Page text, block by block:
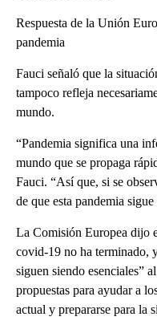
Respuesta de la Unión
pandemia
Fauci señaló que la
tampoco refleja
mundo.
“Pandemia significa una
mundo que se propaga
Fauci. “Así que, si se
de que esta pandemia sigue
La Comisión Europea dijo
covid-19 no ha terminado,
siguen siendo esenciales”
propuestas para ayudar a
actual y prepararse para la